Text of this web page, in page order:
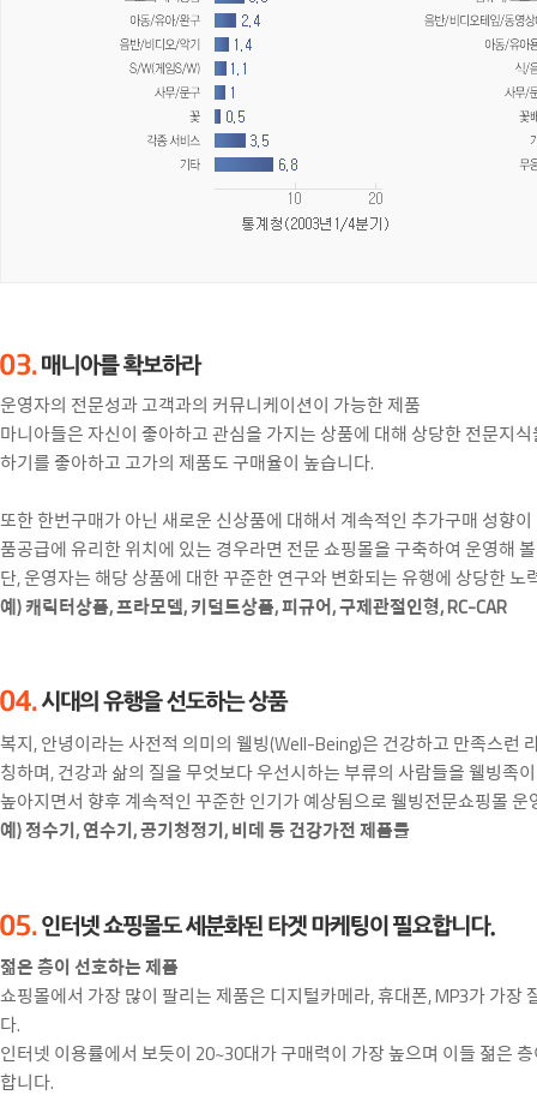
운영자의 전문성과 고객과의 커뮤니케이션이 가능한 제품
마니아들은 자신이 좋아하고 관심을 가지는 상품에 대해 상당한 전문지
하기를 좋아하고 고가의 제품도 구매율이 높습니다.
또한 한번구매가 아닌 새로운 신상품에 대해서 계속적인 추가구매 성향
품공급에 유리한 위치에 있는 경우라면 전문 쇼핑몰을 구축하여 운영해
단, 운영자는 해당 상품에 대한 꾸준한 연구와 변화되는 유행에 상당한 노
예) 캐릭터상품, 프라모델, 키덜트상품, 피규어, 구제관절인형, RC-CAR
복지, 안녕이라는 사전적 의미의 웰빙(Well-Being)은 건강하고 만족스런
칭하며, 건강과 삶의 질을 무엇보다 우선시하는 부류의 사람들을 웰빙족
높아지면서 향후 계속적인 꾸준한 인기가 예상됨으로 웰빙전문쇼핑몰
예) 정수기, 연수기, 공기청정기, 비데 등 건강가전 제품들
젊은 층이 선호하는 제품
쇼핑몰에서 가장 많이 팔리는 제품은 디지털카메라, 휴대폰, MP3가 가장
다.
인터넷 이용률에서 보듯이 20~30대가 구매력이 가장 높으며 이들 젊은
합니다.